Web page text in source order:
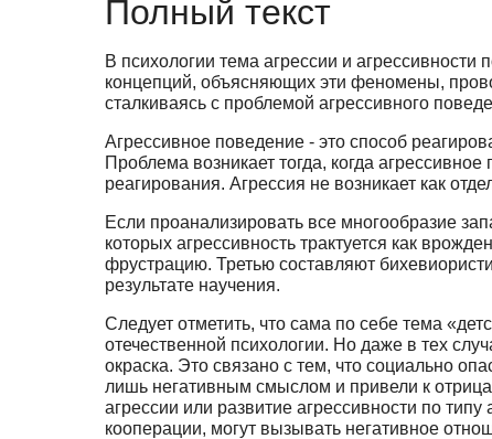
Полный текст
В психологии тема агрессии и
концепций, объясняющих эти феномены,
сталкиваясь с проблемой агрессивного
Агрессивное поведение - это способ
Проблема возникает тогда, когда
реагирования. Агрессия не возникает как
Если проанализировать все многообразие
которых агрессивность трактуется как
фрустрацию. Третью составляют
результате научения.
Следует отметить, что сама по себе тема
отечественной психологии. Но даже в тех
окраска. Это связано с тем, что социально
лишь негативным смыслом и привели к
агрессии или развитие агрессивности по
кооперации, могут вызывать негативное